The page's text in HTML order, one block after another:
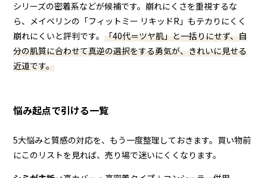
シリーズの密着系などが候補です。崩れにくさを重視するな
ら、メイベリンの「フィットミー リキッドR」もテカりにくく
崩れにくいと評判です。「40代＝ツヤ肌」と一括りにせず、自
分の肌質に合わせて真逆の選択をする勇気が、きれいに見せる
近道です。
悩み起点で引ける一覧
5大悩みと質感の対応を、もう一度整理しておきます。買い物前
にこのリストを見れば、売り場で迷いにくくなります。